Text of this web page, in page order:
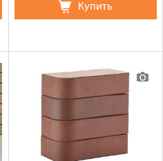
Купить